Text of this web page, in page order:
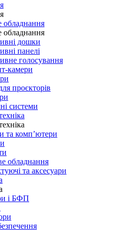
обладнання
обладнання
дошки
панелі
голосування
камери
проєкторів
системи
та комп’ютери
обладнання
та аксесуари
і БФП